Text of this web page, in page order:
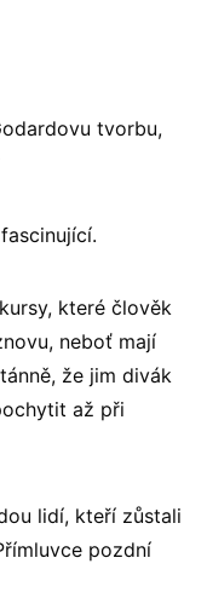
tvorbu,
které člověk
neboť mají
že jim divák
až při
lidí, kteří zůstali
pozdní